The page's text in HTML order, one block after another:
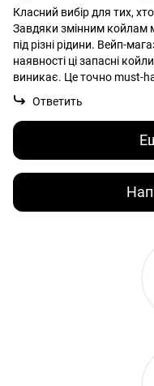
Класний вибір для тих,
Завдяки змінним койлам
під різні рідини. Вейп-
наявності ці запасні
виникає. Це точно must-
Ответить